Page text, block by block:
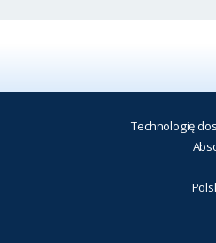
Technologię